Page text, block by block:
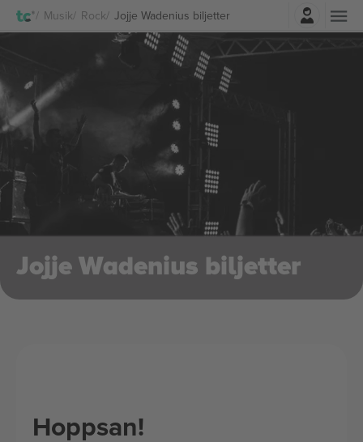
Musik Rock Jojje Wadenius biljetter
Logga in
Jojje Wadenius biljetter
Hoppsan!